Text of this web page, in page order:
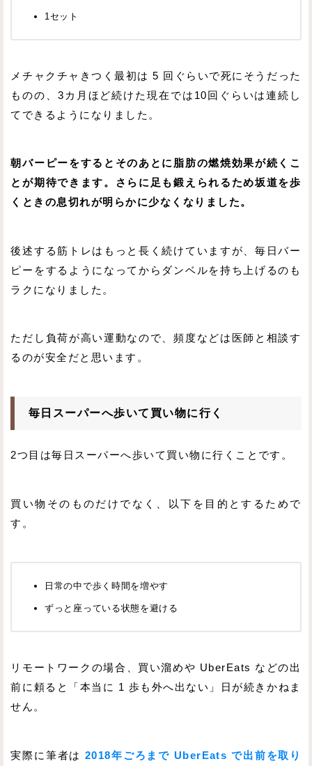
1セット
メチャクチャきつく最初は 5 回ぐらいで死にそうだった
ものの、3カ月ほど続けた現在では10回ぐらいは連続し
てできるようになりました。
朝バーピーをするとそのあとに脂肪の燃焼効果が続くこ
とが期待できます。さらに足も鍛えられるため坂道を歩
くときの息切れが明らかに少なくなりました。
後述する筋トレはもっと長く続けていますが、毎日バー
ピーをするようになってからダンベルを持ち上げるのも
ラクになりました。
ただし負荷が高い運動なので、頻度などは医師と相談す
るのが安全だと思います。
毎日スーパーへ歩いて買い物に行く
2つ目は毎日スーパーへ歩いて買い物に行くことです。
買い物そのものだけでなく、以下を目的とするためで
す。
日常の中で歩く時間を増やす
ずっと座っている状態を避ける
リモートワークの場合、買い溜めや UberEats などの出
前に頼ると「本当に 1 歩も外へ出ない」日が続きかねま
せん。
実際に筆者は 2018年ごろまで UberEats で出前を取り